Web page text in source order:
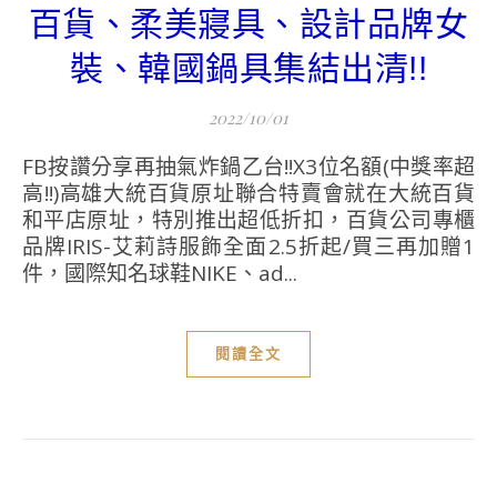
百貨、柔美寢具、設計品牌女
裝、韓國鍋具集結出清!!
2022/10/01
FB按讚分享再抽氣炸鍋乙台!!X3位名額(中獎率超
高!!)高雄大統百貨原址聯合特賣會就在大統百貨
和平店原址，特別推出超低折扣，百貨公司專櫃
品牌IRIS-艾莉詩服飾全面2.5折起/買三再加贈1
件，國際知名球鞋NIKE、ad...
閱讀全文